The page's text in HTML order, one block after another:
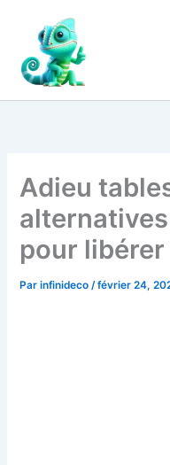
contenu
Adieu
pour libérer
Parinfinideco/février 24,